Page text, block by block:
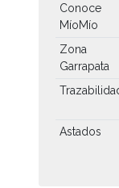
Conoce
MíoMío
Zona
Garrapata
Astados